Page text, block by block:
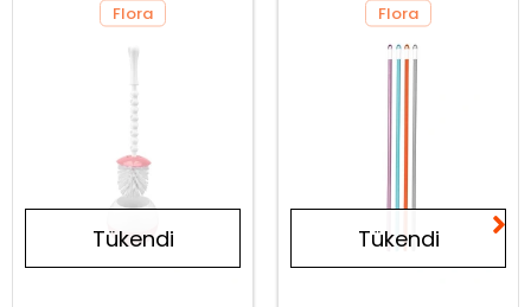
Tükendi
Flora
Tükendi
Flora